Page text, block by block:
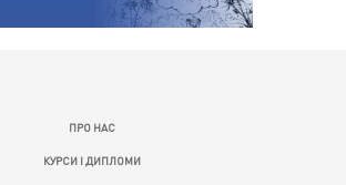
ПРО НАС
КУРСИ І ДИПЛОМИ